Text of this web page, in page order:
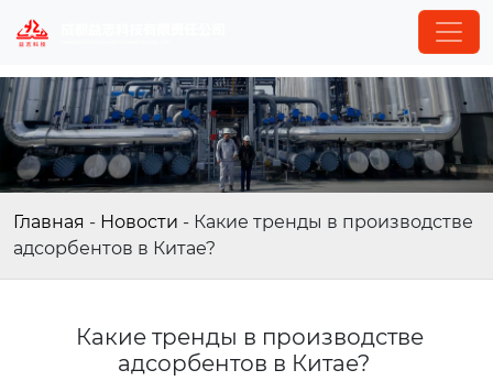
Главная - Новости - Какие тренды в производстве
адсорбентов в Китае?
Какие тренды в производстве
адсорбентов в Китае?